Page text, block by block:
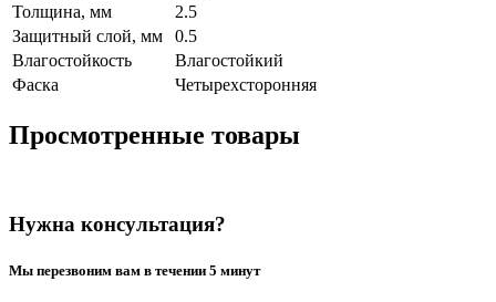
Толщина, мм
2.5
Защитный слой, мм
0.5
Влагостойкость
Влагостойкий
Фаска
Четырехсторонняя
Просмотренные товары
Нужна консультация?
Мы перезвоним вам в течении 5 минут